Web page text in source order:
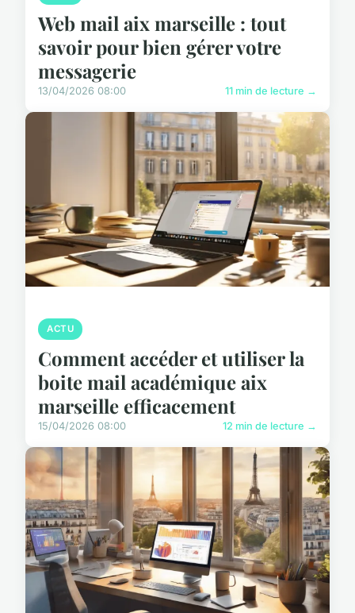
Web mail aix marseille : tout
savoir pour bien gérer votre
messagerie
13/04/2026 08:00 11 min de lecture →
ACTU
Comment accéder et utiliser la
boite mail académique aix
marseille efficacement
15/04/2026 08:00 12 min de lecture →